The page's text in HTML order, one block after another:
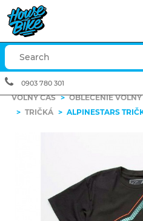
VOĽNÝ ČAS > OBLEČENIE
> TRIČKÁ > ALPINESTARS
0903 780 301